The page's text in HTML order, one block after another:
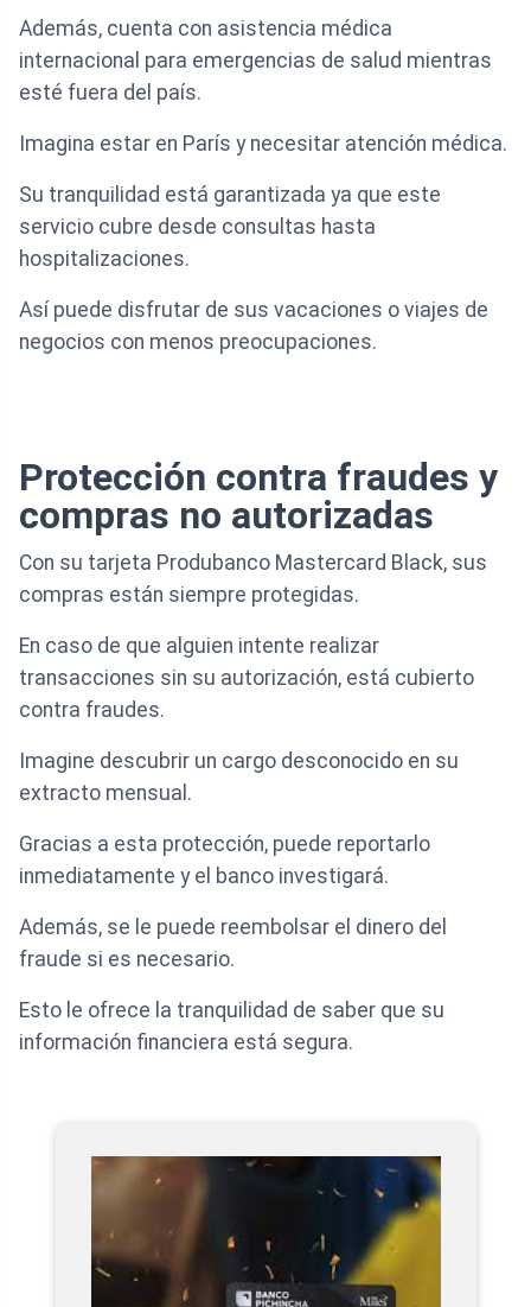
Además, cuenta con asistencia médica
internacional para emergencias de salud mientras
esté fuera del país.
Imagina estar en París y necesitar atención médica.
Su tranquilidad está garantizada ya que este
servicio cubre desde consultas hasta
hospitalizaciones.
Así puede disfrutar de sus vacaciones o viajes de
negocios con menos preocupaciones.
Protección contra fraudes y
compras no autorizadas
Con su tarjeta Produbanco Mastercard Black, sus
compras están siempre protegidas.
En caso de que alguien intente realizar
transacciones sin su autorización, está cubierto
contra fraudes.
Imagine descubrir un cargo desconocido en su
extracto mensual.
Gracias a esta protección, puede reportarlo
inmediatamente y el banco investigará.
Además, se le puede reembolsar el dinero del
fraude si es necesario.
Esto le ofrece la tranquilidad de saber que su
información financiera está segura.